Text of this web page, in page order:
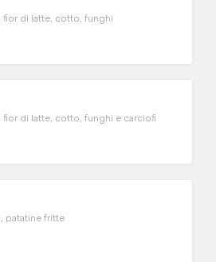
fior di latte, cotto, funghi
fior di latte, cotto, funghi e carciofi
patatine fritte